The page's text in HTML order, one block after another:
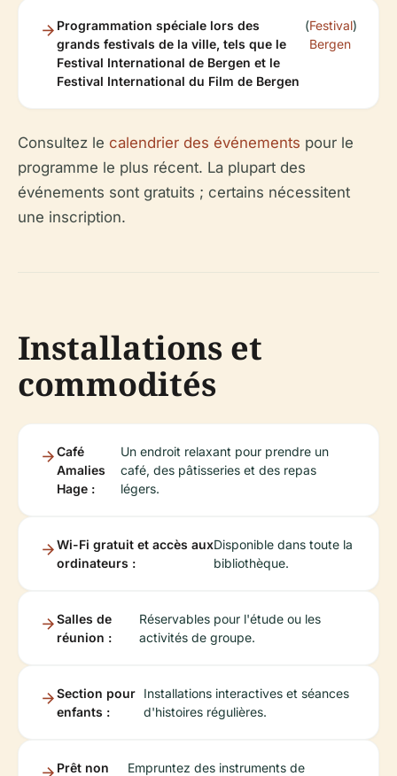
Programmation spéciale lors des
grands festivals de la ville, tels que le
Festival International de Bergen et le
Festival International du Film de Bergen
(Festival
Bergen
)
Consultez le calendrier des événements pour le
programme le plus récent. La plupart des
événements sont gratuits ; certains nécessitent
une inscription.
Installations et
commodités
Café
Amalies
Hage :
Un endroit relaxant pour prendre un
café, des pâtisseries et des repas
légers.
Wi-Fi gratuit et accès aux
ordinateurs :
Disponible dans toute la
bibliothèque.
Salles de
réunion :
Réservables pour l'étude ou les
activités de groupe.
Section pour
enfants :
Installations interactives et séances
d'histoires régulières.
Prêt non
Empruntez des instruments de